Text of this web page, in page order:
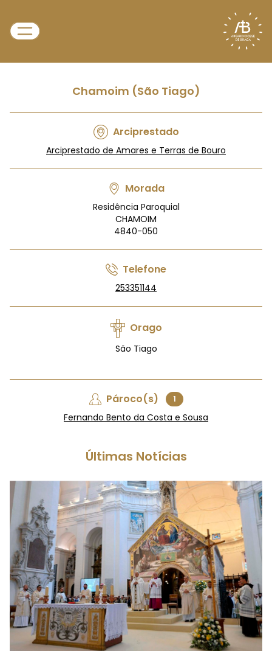
Chamoim (São Tiago)
Arciprestado
Arciprestado de Amares e Terras de Bouro
Morada
Residência Paroquial
CHAMOIM
4840-050
Telefone
253351144
Orago
São Tiago
Pároco(s) 1
Fernando Bento da Costa e Sousa
Últimas Notícias